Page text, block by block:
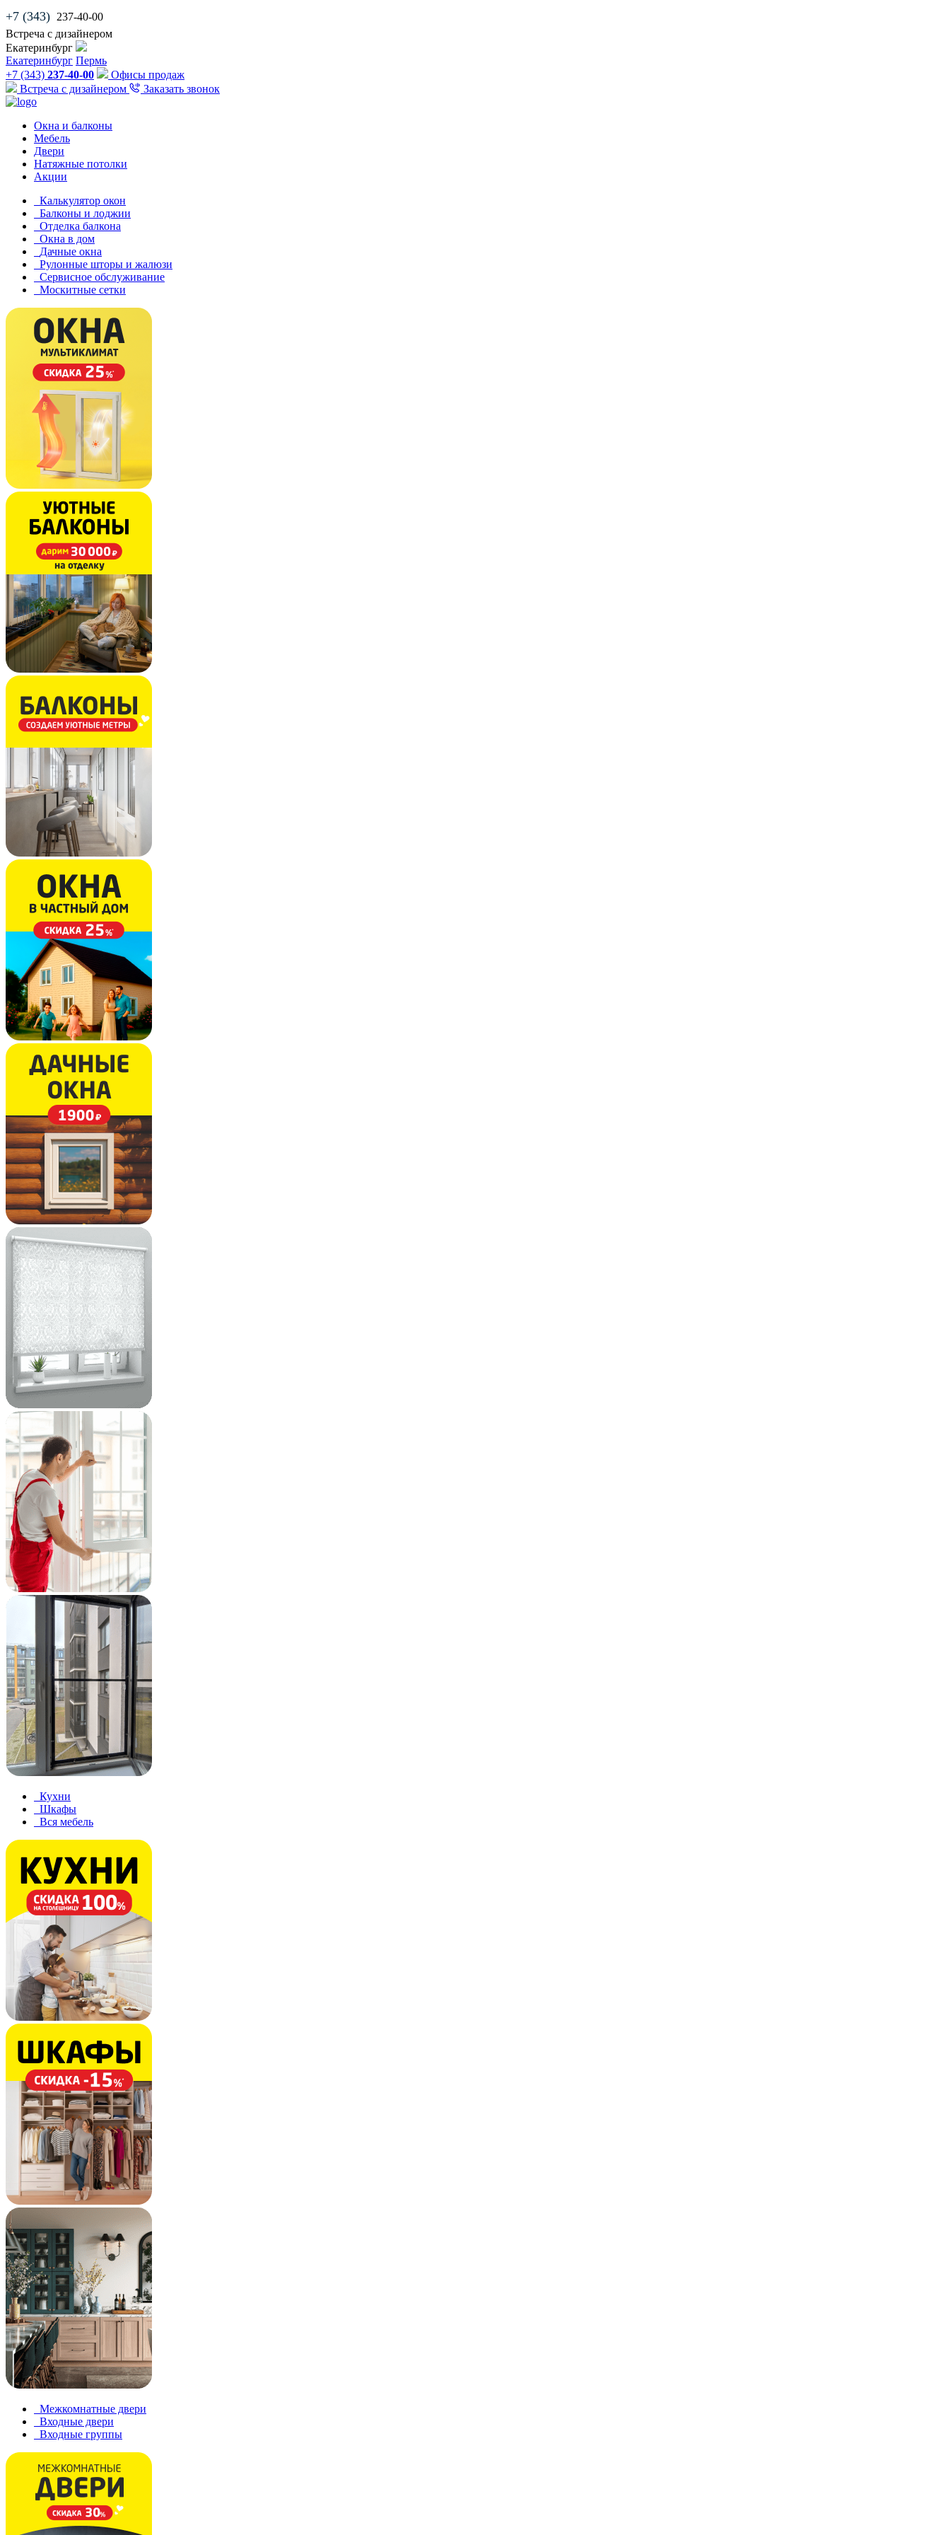
+7 (343) 237-40-00
Встреча с дизайнером
Екатеринбург
Екатеринбург Пермь
+7 (343) 237-40-00
Офисы продаж
Встреча с дизайнером
Заказать звонок
Окна и балконы
Мебель
Двери
Натяжные потолки
Акции
Калькулятор окон
Балконы и лоджии
Отделка балкона
Окна в дом
Дачные окна
Рулонные шторы и жалюзи
Сервисное обслуживание
Москитные сетки
Кухни
Шкафы
Вся мебель
Межкомнатные двери
Входные двери
Входные группы